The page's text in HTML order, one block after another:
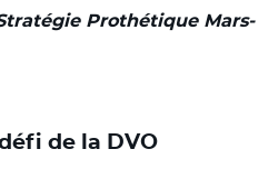
Prothétique Mars-
de la DVO